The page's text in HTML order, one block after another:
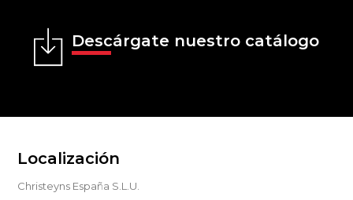
Descárgate nuestro catálogo
Localización
Christeyns España S.L.U.